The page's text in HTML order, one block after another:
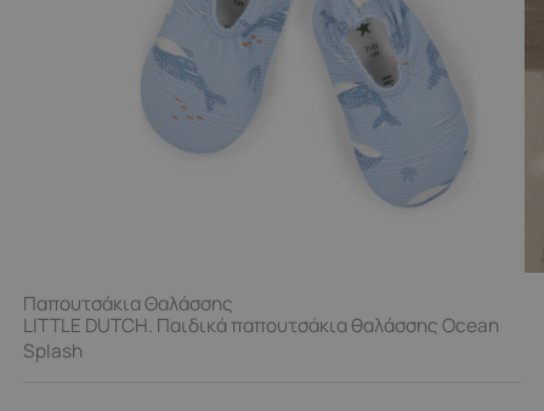
Παπουτσάκια Θαλάσσης
LITTLE DUTCH. Παιδικά παπουτσάκια θαλάσσης Ocean
Splash